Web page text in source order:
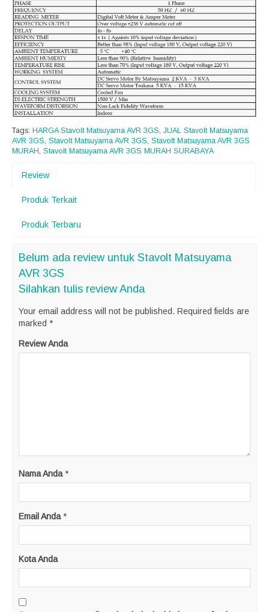
Tags: HARGA Stavolt Matsuyama AVR 3GS, JUAL Stavolt Matsuyama
AVR 3GS, Stavolt Matsuyama AVR 3GS, Stavolt Matsuyama AVR 3GS
MURAH, Stavolt Matsuyama AVR 3GS MURAH SURABAYA
Review
Produk Terkait
Produk Terbaru
Belum ada review untuk Stavolt Matsuyama
AVR 3GS
Silahkan tulis review Anda
Your email address will not be published. Required fields are
marked *
Review Anda
Nama Anda *
Email Anda *
Kota Anda